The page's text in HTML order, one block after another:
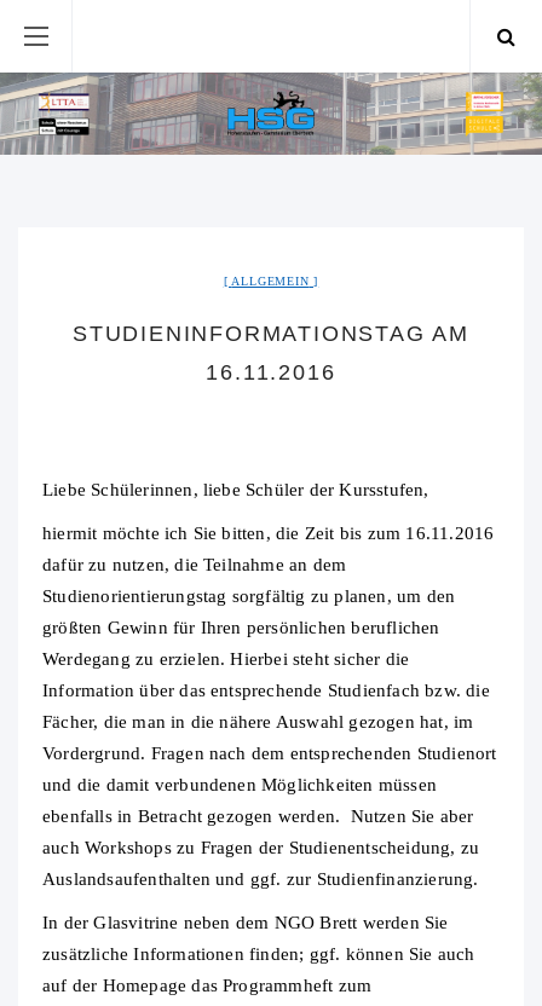
ALLGEMEIN
STUDIENINFORMATIONSTAG AM
16.11.2016
Liebe Schülerinnen, liebe Schüler der Kursstufen,
hiermit möchte ich Sie bitten, die Zeit bis zum 16.11.2016
dafür zu nutzen, die Teilnahme an dem
Studienorientierungstag sorgfältig zu planen, um den
größten Gewinn für Ihren persönlichen beruflichen
Werdegang zu erzielen. Hierbei steht sicher die
Information über das entsprechende Studienfach bzw. die
Fächer, die man in die nähere Auswahl gezogen hat, im
Vordergrund. Fragen nach dem entsprechenden Studienort
und die damit verbundenen Möglichkeiten müssen
ebenfalls in Betracht gezogen werden. Nutzen Sie aber
auch Workshops zu Fragen der Studienentscheidung, zu
Auslandsaufenthalten und ggf. zur Studienfinanzierung.
In der Glasvitrine neben dem NGO Brett werden Sie
zusätzliche Informationen finden; ggf. können Sie auch
auf der Homepage das Programmheft zum